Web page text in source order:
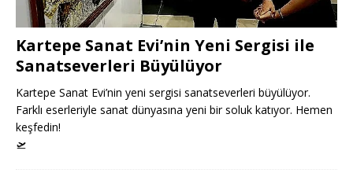
Kartepe Sanat Evi’nin Yeni Sergisi ile
Sanatseverleri Büyülüyor
Kartepe Sanat Evi’nin yeni sergisi sanatseverleri büyülüyor.
Farklı eserleriyle sanat dünyasına yeni bir soluk katıyor. Hemen
keşfedin!
🛫